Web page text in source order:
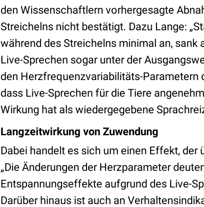
den Wissenschaftlern vorhergesagte
Streichelns nicht bestätigt. Dazu Lange:
während des Streichelns minimal an, sank
Live-Sprechen sogar unter der
den Herzfrequenzvariabilitäts-Parametern
dass Live-Sprechen für die Tiere
Wirkung hat als wiedergegebene
Langzeitwirkung von Zuwendung
Dabei handelt es sich um einen Effekt,
„Die Änderungen der Herzparameter
Entspannungseffekte aufgrund des Live-
Darüber hinaus ist auch an